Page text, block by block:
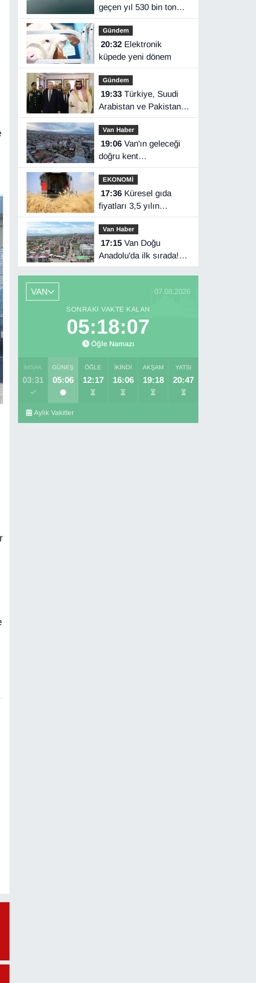
geçen yıl 530 bin ton
yük taşındı
Gündem
20:32Elektronik
küpede yeni dönem
Gündem
19:33Türkiye, Suudi
Arabistan ve Pakistan
üçlü savunma
anlaşması imzaladı
Van Haber
19:06Van'ın geleceği
doğru kent
planlamasında
EKONOMİ
17:36Küresel gıda
fiyatları 3,5 yılın
zirvesinde
Van Haber
17:15Van Doğu
Anadolu'da ilk sırada!
Bakanlık verileri
VAN
07.08.2026
SONRAKI VAKTE KALAN
05:18:05
Öğle Namazı
İMSAK
03:31
GÜNEŞ
05:06
ÖĞLE
12:17
İKINDI
16:06
AKŞAM
19:18
YATSI
20:47
Aylık Vakitler